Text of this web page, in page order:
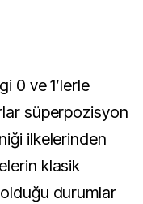
0 ve 1’lerle
süperpozisyon
ilkelerinden
klasik
durumlar